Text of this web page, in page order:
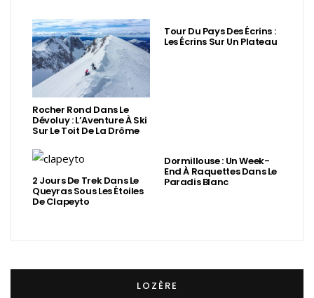
Rocher Rond Dans Le
Dévoluy : L’Aventure À Ski
Sur Le Toit De La Drôme
Tour Du Pays Des Écrins :
Les Écrins Sur Un Plateau
2 Jours De Trek Dans Le
Queyras Sous Les Étoiles
De Clapeyto
Dormillouse : Un Week-
End À Raquettes Dans Le
Paradis Blanc
LOZÈRE